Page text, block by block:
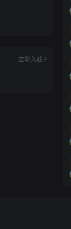
立即入驻